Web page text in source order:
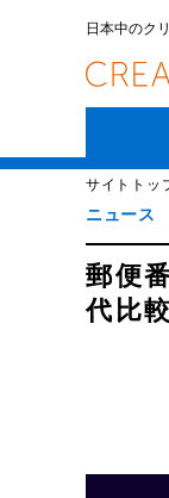
日本中のク
サイトトッ
ニュース
郵便
代比